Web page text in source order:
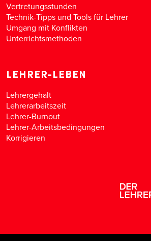
Vertretungsstunden
Technik-Tipps und Tools für Lehrer
Umgang mit Konflikten
Unterrichtsmethoden
LEHRER-LEBEN
Lehrergehalt
Lehrerarbeitszeit
Lehrer-Burnout
Lehrer-Arbeitsbedingungen
Korrigieren